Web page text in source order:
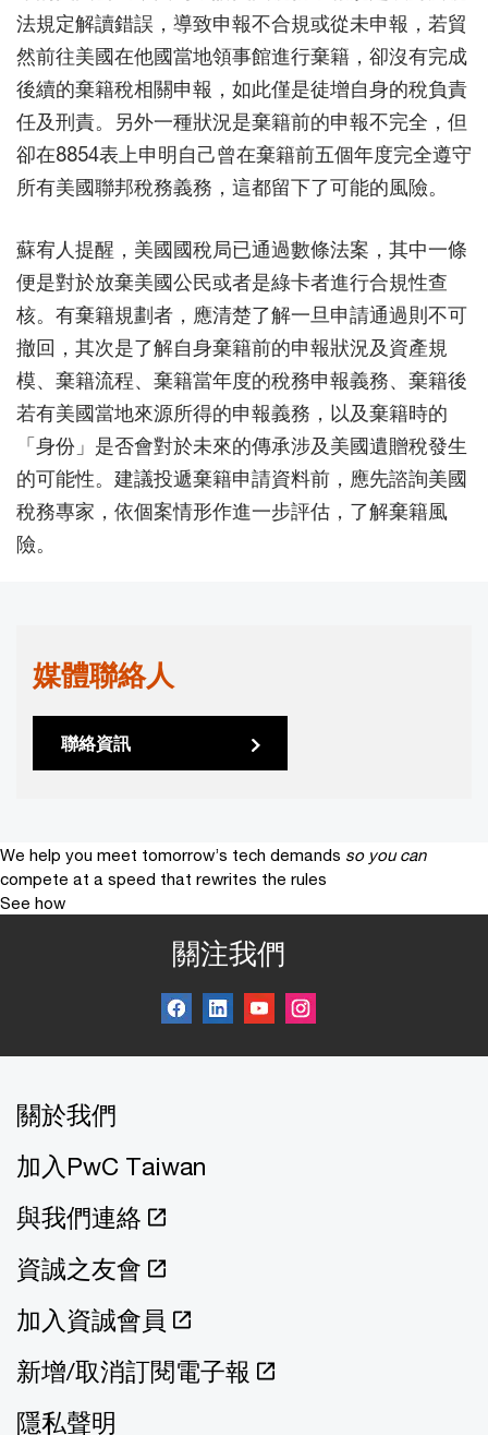
法規定解讀錯誤，導致申報不合規或從未申報，若貿
然前往美國在他國當地領事館進行棄籍，卻沒有完成
後續的棄籍稅相關申報，如此僅是徒增自身的稅負責
任及刑責。另外一種狀況是棄籍前的申報不完全，但
卻在8854表上申明自己曾在棄籍前五個年度完全遵守
所有美國聯邦稅務義務，這都留下了可能的風險。
蘇宥人提醒，美國國稅局已通過數條法案，其中一條
便是對於放棄美國公民或者是綠卡者進行合規性查
核。有棄籍規劃者，應清楚了解一旦申請通過則不可
撤回，其次是了解自身棄籍前的申報狀況及資產規
模、棄籍流程、棄籍當年度的稅務申報義務、棄籍後
若有美國當地來源所得的申報義務，以及棄籍時的
「身份」是否會對於未來的傳承涉及美國遺贈稅發生
的可能性。建議投遞棄籍申請資料前，應先諮詢美國
稅務專家，依個案情形作進一步評估，了解棄籍風
險。
媒體聯絡人
聯絡資訊
We help you meet tomorrow’s tech demands so you can
compete at a speed that rewrites the rules
See how
關注我們
關於我們
加入PwC Taiwan
與我們連絡
資誠之友會
加入資誠會員
新增/取消訂閱電子報
隱私聲明